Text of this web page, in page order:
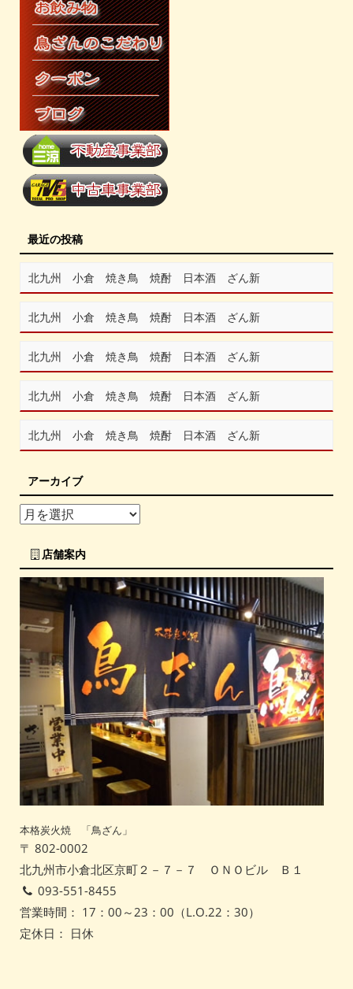
最近の投稿
北九州 小倉 焼き鳥 焼酎 日本酒 ざん新
北九州 小倉 焼き鳥 焼酎 日本酒 ざん新
北九州 小倉 焼き鳥 焼酎 日本酒 ざん新
北九州 小倉 焼き鳥 焼酎 日本酒 ざん新
北九州 小倉 焼き鳥 焼酎 日本酒 ざん新
アーカイブ
店舗案内
本格炭火焼 「鳥ざん」
〒 802-0002
北九州市小倉北区京町２－７－７ ＯＮＯビル Ｂ１
093-551-8455
営業時間： 17：00～23：00（L.O.22：30）
定休日： 日休